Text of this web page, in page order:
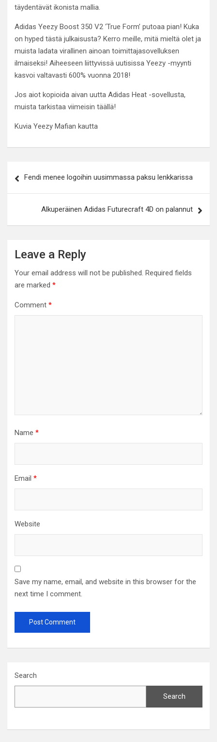
täydentävät ikonista mallia.
Adidas Yeezy Boost 350 V2 ‘True Form’ putoaa pian! Kuka
on hyped tästä julkaisusta? Kerro meille, mitä mieltä olet ja
muista ladata virallinen ainoan toimittajasovelluksen
ilmaiseksi! Aiheeseen liittyvissä uutisissa Yeezy -myynti
kasvoi valtavasti 600% vuonna 2018!
Jos aiot kopioida aivan uutta Adidas Heat -sovellusta,
muista tarkistaa viimeisin täällä!
Kuvia Yeezy Mafian kautta
navigation
Fendi menee logoihin uusimmassa paksu lenkkarissa
Alkuperäinen Adidas Futurecraft 4D on palannut
Leave a Reply
Your email address will not be published. Required fields
are marked *
Comment *
Name *
Email *
Website
Save my name, email, and website in this browser for the
next time I comment.
Search
Search